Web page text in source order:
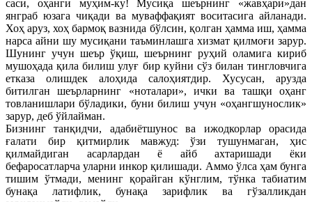
саси, оҳанги муҳим-ку! Мусиқа шеърнинг «жавҳари»дан
янграб юзага чиқади ва муваффақият воситасига айланади.
Хоҳ аруз, хоҳ бармоқ вазнида бўлсин, қолган ҳамма иш, ҳамма
нарса айни шу мусиқани таъминлашга хизмат қилмоғи зарур.
Шунинг учун шеър ўқиш, шеърнинг руҳий оламига кириб
мушоҳада қила билиш улуғ бир куйни сўз билан тингловчига
етказа олишдек алоҳида салоҳиятдир. Хусусан, арузда
битилган шеърларнинг «ноталари», ички ва ташқи оҳанг
товланишлари бўладики, буни билиш учун «оҳангшунослик»
зарур, деб ўйлайман.
Бизнинг танқидчи, адабиётшунос ва ижодкорлар орасида
ғалати бир қитмирлик мавжуд: ўзи тушунмаган, ҳис
қилмайдиган асарлардан ё айб ахтаришади ёки
бефаросатларча уларни инкор қилишади. Аммо ўлса ҳам бунга
тишим ўтмади, менинг қорайган кўнглим, тўнка табиатим
бунақа латифлик, бунақа зарифлик ва гўзалликдан